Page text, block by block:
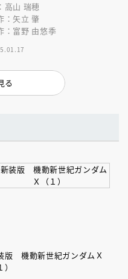
高山 瑞穂
：矢立 肇
：富野 由悠季
る
版 機動新世紀ガンダムＸ
）